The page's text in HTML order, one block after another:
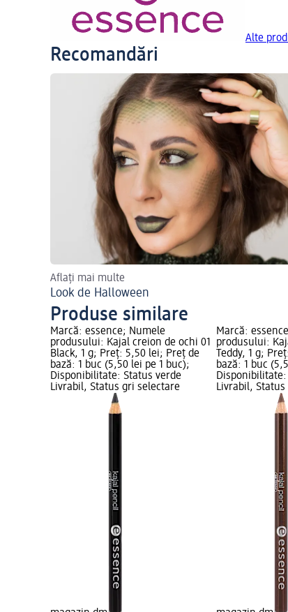
Alte
Recomandări
Aflați mai multe
Look de Halloween
Produse similare
Marcă: essence; Numele
produsului: Kajal creion de ochi 01
Black, 1 g; Preț: 5,50 lei; Preț de
bază: 1 buc (5,50 lei pe 1 buc);
Disponibilitate: Status verde
Livrabil, Status gri selectare
Marcă:
produsului:
Teddy, 1 g;
bază: 1 buc
Livrabil,